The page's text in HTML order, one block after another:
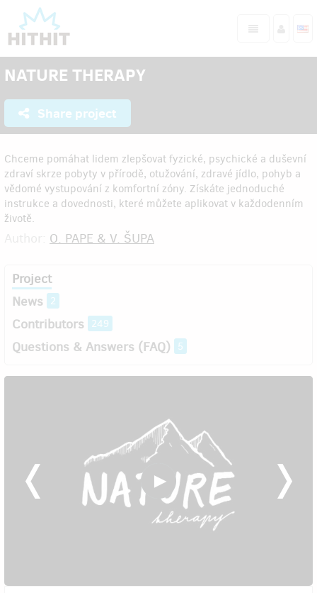
NATURE THERAPY
Share project
Chceme pomáhat lidem zlepšovat fyzické, psychické a duševní
zdraví skrze pobyty v přírodě, otužování, zdravé jídlo, pohyb a
vědomé vystupování z komfortní zóny. Získáte jednoduché
instrukce a dovednosti, které můžete aplikovat v každodenním
životě.
O. PAPE & V. ŠUPA
Project
News
2
Contributors 249
Questions & Answers (FAQ) 5